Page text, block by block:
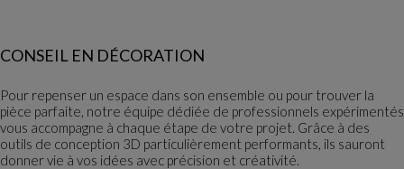
CONSEIL EN DÉCORATION
Pour repenser un espace dans son ensemble ou pour trouver la
pièce parfaite, notre équipe dédiée de professionnels expérimentés
vous accompagne à chaque étape de votre projet. Grâce à des
outils de conception 3D particulièrement performants, ils sauront
donner vie à vos idées avec précision et créativité.